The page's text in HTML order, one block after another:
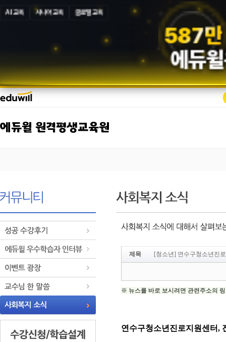
AI 교육 시니어 교육 글로벌 교육
587만
에듀윌
에듀윌 원격평생교육원
제목 [청소년] 연수구청소년진